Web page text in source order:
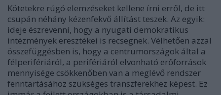
Kötetekre rúgó elemzéseket kellene írni erről, de itt
csupán néhány kézenfekvő állítást teszek. Az egyik:
ideje észrevenni, hogy a nyugati demokratikus
intézmények eresztékei is recsegnek. Vélhetően azzal
összefüggésben is, hogy a centrumországok által a
félperifériáról, a perifériáról elvonható erőforrások
mennyisége csökkenőben van a meglévő rendszer
fenntartásához szükséges transzferekhez képest. Ez